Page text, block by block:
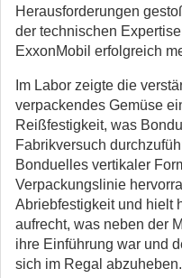
Herausforderungen
der technischen
ExxonMobil erfolgreich
Im Labor zeigte die
verpackendes Gemüse
Reißfestigkeit, was
Fabrikversuch
Bonduelles vertikaler
Verpackungslinie
Abriebfestigkeit und hielt
aufrecht, was neben der
ihre Einführung war und
sich im Regal abzuheben.